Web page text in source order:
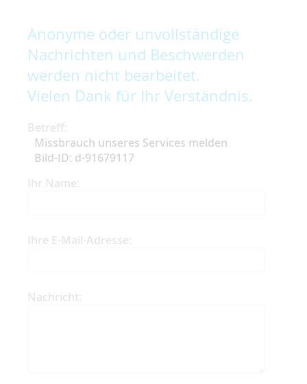
Anonyme oder unvollständige
Nachrichten und Beschwerden
werden nicht bearbeitet.
Vielen Dank für Ihr Verständnis.
Betreff:
Missbrauch unseres Services melden
Bild-ID: d-91679117
Ihr Name:
Ihre E-Mail-Adresse:
Nachricht: